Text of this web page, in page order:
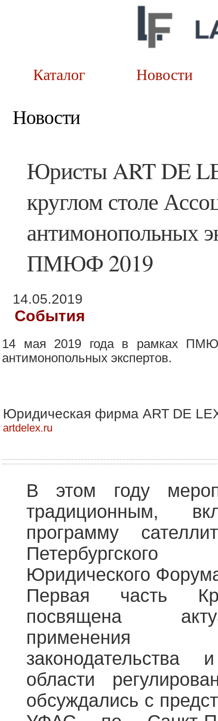
Каталог
Новости
Юристы ART DE
круглом столе
антимонопольных
ПМЮФ 2019
14.05.2019
События
14 мая 2019 года в рамках
антимонопольных экспертов.
Юридическая фирма ART DE
artdelex.ru
В этом году
традиционным,
программу
Юридического
Первая часть
посвящена
применения
законодательства
области
обсуждались с